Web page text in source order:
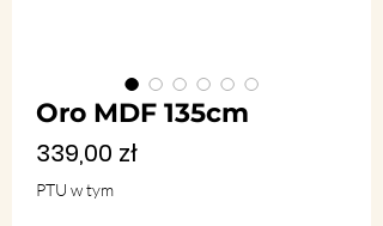
Oro MDF 135cm
339,00 złCena
PTU w tym